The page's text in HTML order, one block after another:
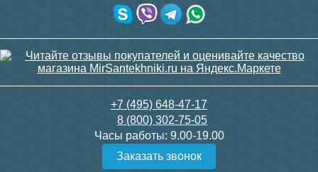
+7 (495) 648-47-17
8 (800) 302-75-05
Часы работы: 9.00-19.00
Заказать звонок